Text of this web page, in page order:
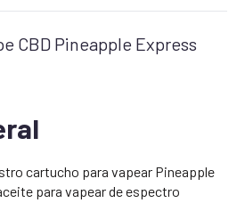
CBD Pineapple Express
cartucho para vapear Pineapple
para vapear de espectro